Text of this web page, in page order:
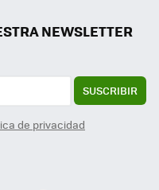
NEWSLETTER
SUSCRIBIR
de privacidad